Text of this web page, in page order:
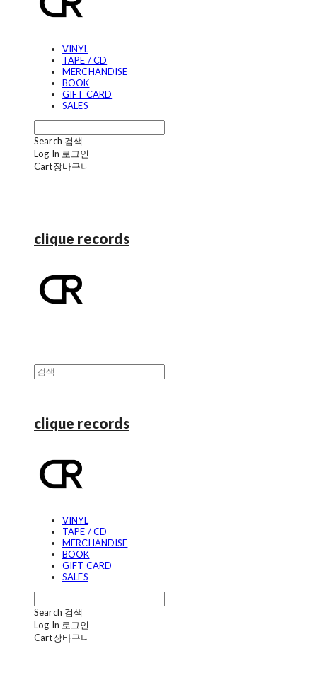
VINYL
TAPE / CD
MERCHANDISE
BOOK
GIFT CARD
SALES
Search 검색
Log In 로그인
Cart장바구니
clique records
clique records
VINYL
TAPE / CD
MERCHANDISE
BOOK
GIFT CARD
SALES
Search 검색
Log In 로그인
Cart장바구니